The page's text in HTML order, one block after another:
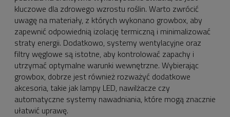
kluczowe dla zdrowego wzrostu roślin. Warto zwrócić
uwagę na materiały, z których wykonano growbox, aby
zapewnić odpowiednią izolację termiczną i minimalizować
straty energii. Dodatkowo, systemy wentylacyjne oraz
filtry węglowe są istotne, aby kontrolować zapachy i
utrzymać optymalne warunki wewnętrzne. Wybierając
growbox, dobrze jest również rozważyć dodatkowe
akcesoria, takie jak lampy LED, nawilżacze czy
automatyczne systemy nawadniania, które mogą znacznie
ułatwić uprawę.